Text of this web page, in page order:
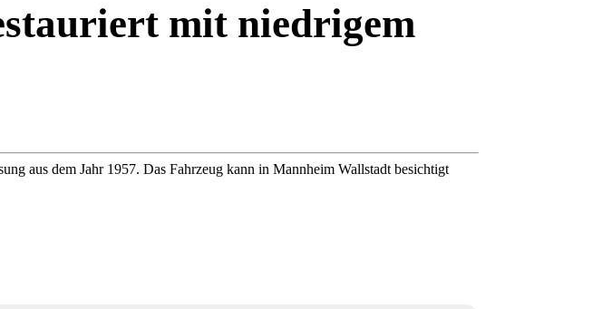
mit niedrigem
aus dem Jahr 1957. Das Fahrzeug kann in Mannheim Wallstadt besichtigt